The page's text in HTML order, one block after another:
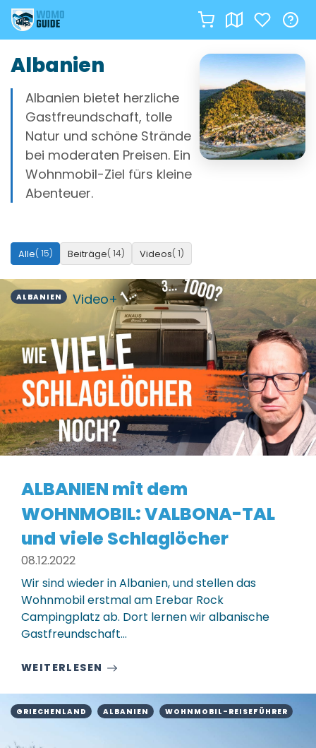
Inhalt
springen
Albanien
Albanien bietet herzliche
Gastfreundschaft, tolle
Natur und schöne Strände
bei moderaten Preisen. Ein
Wohnmobil-Ziel fürs kleine
Abenteuer.
Alle( 15) Beiträge( 14) Videos( 1)
ALBANIEN Video+
ALBANIEN mit dem
WOHNMOBIL: VALBONA-TAL
und viele Schlaglöcher
08.12.2022
Wir sind wieder in Albanien, und stellen das
Wohnmobil erstmal am Erebar Rock
Campingplatz ab. Dort lernen wir albanische
Gastfreundschaft…
WEITERLESEN
GRIECHENLAND ALBANIEN WOHNMOBIL-REISEFÜHRER